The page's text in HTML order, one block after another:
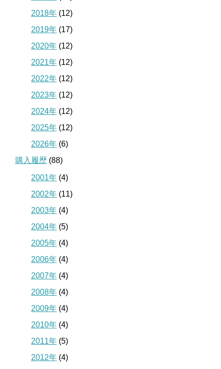
2018年 (12)
2019年 (17)
2020年 (12)
2021年 (12)
2022年 (12)
2023年 (12)
2024年 (12)
2025年 (12)
2026年 (6)
購入履歴 (88)
2001年 (4)
2002年 (11)
2003年 (4)
2004年 (5)
2005年 (4)
2006年 (4)
2007年 (4)
2008年 (4)
2009年 (4)
2010年 (4)
2011年 (5)
2012年 (4)